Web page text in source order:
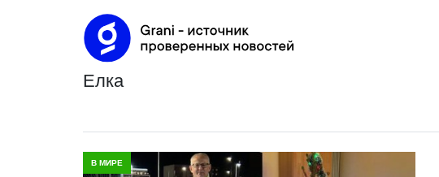
елка
В МИРЕ